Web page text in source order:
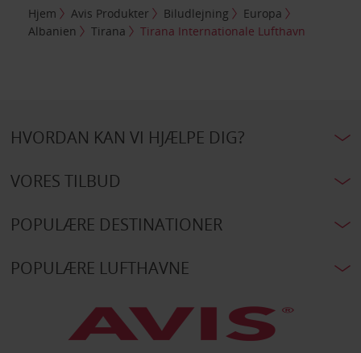
Hjem Avis Produkter Biludlejning
Europa
Albanien
Tirana Tirana Internationale Lufthavn
HVORDAN KAN VI HJÆLPE DIG?
VORES TILBUD
POPULÆRE DESTINATIONER
POPULÆRE LUFTHAVNE